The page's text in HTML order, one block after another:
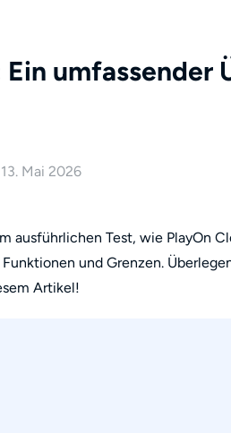
umfassender
Mai 2026
ausführlichen Test, wie PlayOn
und Grenzen.
Artikel!